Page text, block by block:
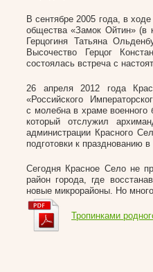
В сентябре 2005 года, в
общества «Замок Ойтин» (в
Герцогиня Татьяна
Высочество Герцог
состоялась встреча с
26 апреля 2012 года
«Российского
с молебна в храме военного
который отслужил
администрации Красного
подготовки к празднованию
Сегодня Красное Село не
район города, где
новые микрорайоны. Но
Тропинками